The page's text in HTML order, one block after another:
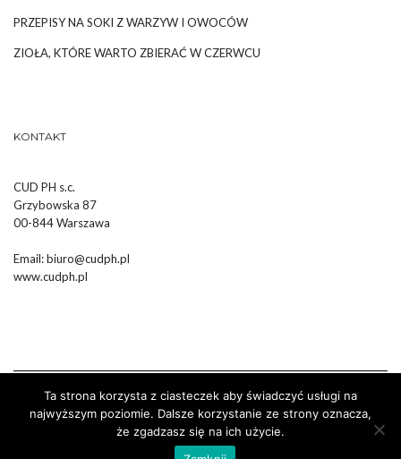
PRZEPISY NA SOKI Z WARZYW I OWOCÓW
ZIOŁA, KTÓRE WARTO ZBIERAĆ W CZERWCU
KONTAKT
CUD PH s.c.
Grzybowska 87
00-844 Warszawa
Email:biuro@cudph.pl
www.cudph.pl
Wykonanie :Strony Internetowe Białystok Dr Pixel
Ta strona korzysta z ciasteczek aby świadczyć usługi na
najwyższym poziomie. Dalsze korzystanie ze strony oznacza,
że zgadzasz się na ich użycie.